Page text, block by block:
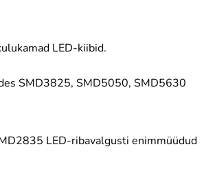
LED-kiibid.
SMD3825, SMD5050, SMD5630
LED-ribavalgusti enimmüüdud